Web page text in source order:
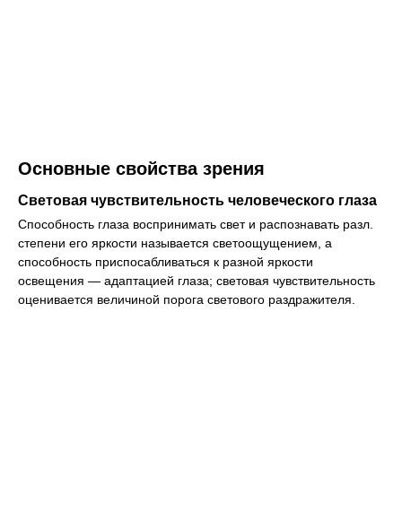
Основные свойства зрения
Световая чувствительность человеческого глаза
Способность глаза воспринимать свет и распознавать разл.
степени его яркости называется светоощущением, а
способность приспосабливаться к разной яркости
освещения — адаптацией глаза; световая чувствительность
оценивается величиной порога светового раздражителя.